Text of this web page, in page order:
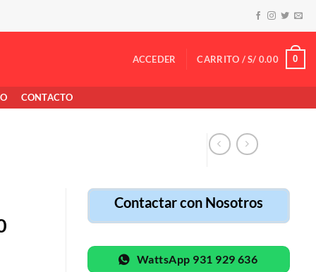
ACCEDER CARRITO /S/ 0.00 0
CONTACTO
Contactar con Nosotros
WattsApp 931 929 636